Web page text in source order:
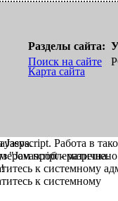
Разделы сайта:
Поиск на сайте
Карта сайта
Работа в
"Javascript -
к системному
проблематична.
к системному